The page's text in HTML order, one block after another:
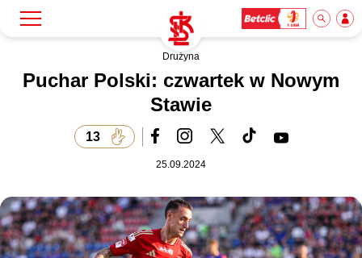
Klub
Akademia
Drużyna
Puchar Polski: czwartek w Nowym
Stawie
13
25.09.2024